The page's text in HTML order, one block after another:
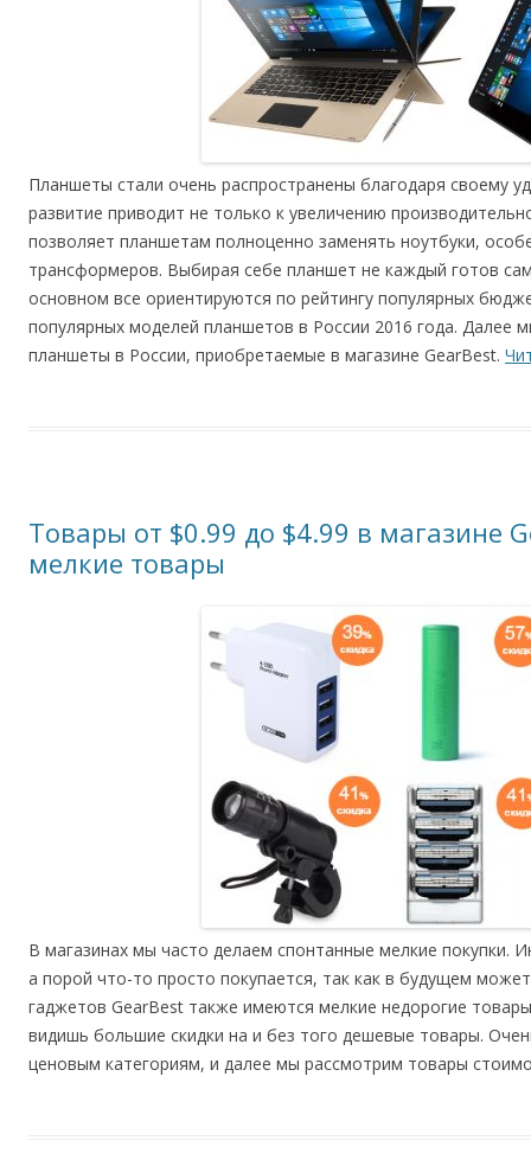
Планшеты стали очень распространены благодаря своему
развитие приводит не только к увеличению
позволяет планшетам полноценно заменять ноутбуки,
трансформеров. Выбирая себе планшет не каждый готов
основном все ориентируются по рейтингу популярных
популярных моделей планшетов в России 2016 года. Далее
планшеты в России, приобретаемые в магазине GearBest.
Товары от $0.99 до $4.99 в магазине
мелкие товары
В магазинах мы часто делаем спонтанные мелкие покупки.
а порой что-то просто покупается, так как в будущем
гаджетов GearBest также имеются мелкие недорогие
видишь большие скидки на и без того дешевые товары.
ценовым категориям, и далее мы рассмотрим товары